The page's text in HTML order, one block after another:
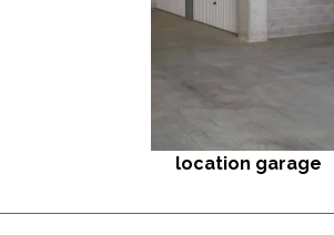
location garage